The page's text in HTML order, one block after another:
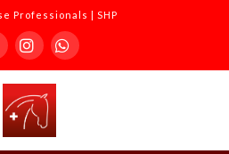
Professionals | SHP
InstagramWhatsapp